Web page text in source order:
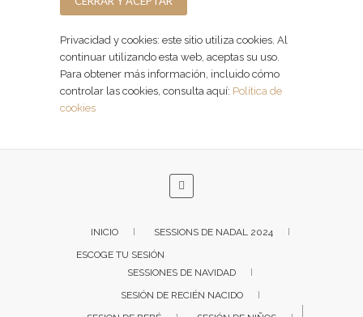
Privacidad y cookies: este sitio utiliza cookies. Al
continuar utilizando esta web, aceptas su uso.
Para obtener más información, incluido cómo
controlar las cookies, consulta aquí: Política de
cookies
INICIO
SESSIONS DE NADAL 2024
ESCOGE TU SESIÓN
SESSIONES DE NAVIDAD
SESIÓN DE RECIÉN NACIDO